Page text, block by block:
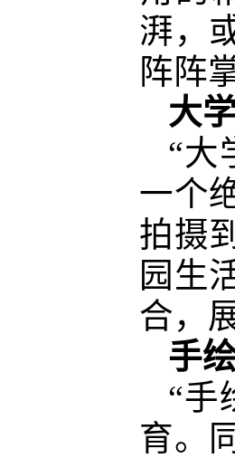
湃，
阵阵
大
“大
一个
拍摄
园生
合，
手
“手
育。